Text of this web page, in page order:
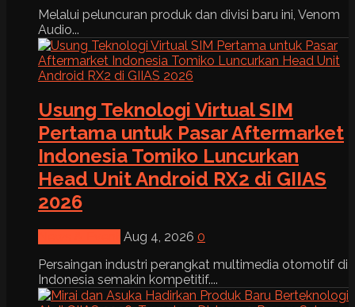
Melalui peluncuran produk dan divisi baru ini, Venom
Audio...
Usung Teknologi Virtual SIM
Pertama untuk Pasar Aftermarket
Indonesia Tomiko Luncurkan
Head Unit Android RX2 di GIIAS
2026
Aug 4, 2026 0
Persaingan industri perangkat multimedia otomotif di
Indonesia semakin kompetitif....